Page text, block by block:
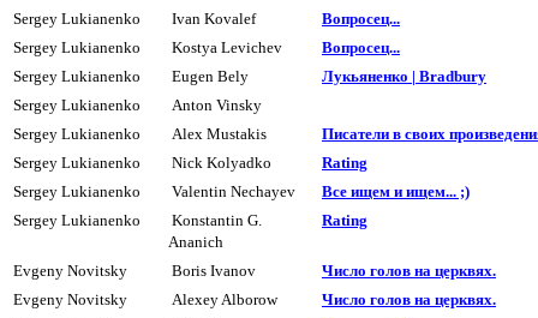
Sergey Lukianenko
Ivan Kovalef
Вопросец...
Sergey Lukianenko
Kostya Levichev
Вопросец...
Sergey Lukianenko
Eugen Bely
Лукьяненко | Bradbury
Sergey Lukianenko
Anton Vinsky
Sergey Lukianenko
Alex Mustakis
Писатели в своих
Sergey Lukianenko
Nick Kolyadko
Rating
Sergey Lukianenko
Valentin Nechayev
Все ищем и ищем... ;)
Sergey Lukianenko
Konstantin G.
Ananich
Rating
Evgeny Novitsky Boris Ivanov
Число голов на цеpквях.
Evgeny Novitsky
Alexey Alborow
Число голов на цеpквях.